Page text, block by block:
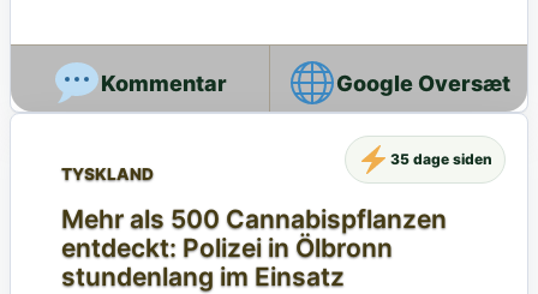
Google Oversæt
TYSKLAND
Mehr als 500 Cannabispflanzen
entdeckt: Polizei in Ölbronn
stundenlang im Einsatz
35 dage siden